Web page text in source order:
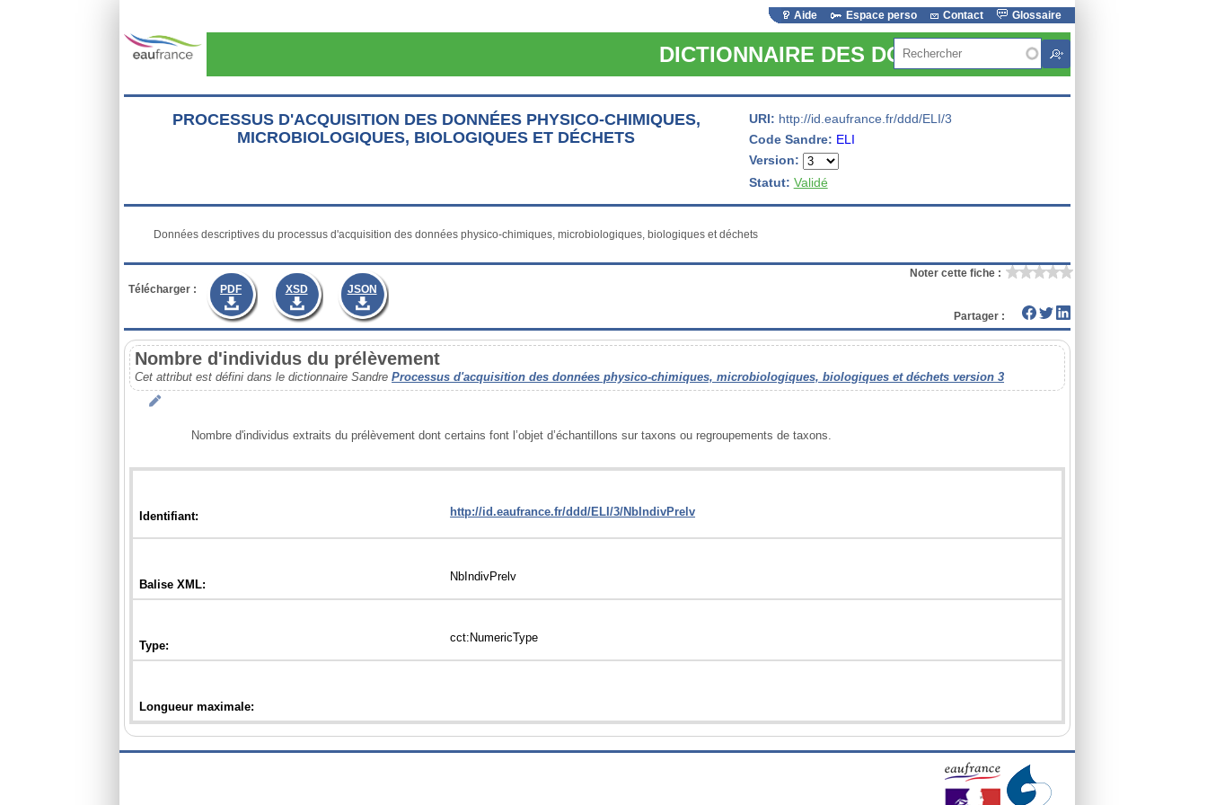
Aide Espace perso Contact Glossaire
Rechercher
DICTIONNAIRE DES DONNEES
PROCESSUS D'ACQUISITION DES DONNÉES PHYSICO-CHIMIQUES,
MICROBIOLOGIQUES, BIOLOGIQUES ET DÉCHETS
URI: http://id.eaufrance.fr/ddd/ELI/3
Code Sandre: ELI
Version:
Statut: Validé
Noter cette fiche :
Partager :
Télécharger : PDF XSD JSON
Nombre d'individus du prélèvement
Cet attribut est défini dans le dictionnaire SandreProcessus d'acquisition des données physico-chimiques, microbiologiques, biologiques et déchets version 3